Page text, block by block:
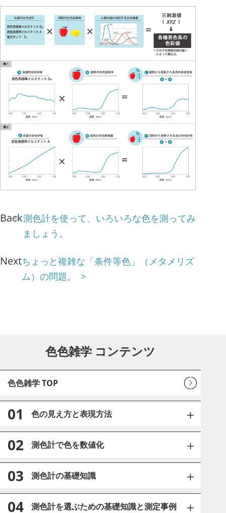
Back測色計を使って、いろいろな色を測ってみ
ましょう。
Nextちょっと複雑な「条件等色」（メタメリズ
ム）の問題。
色色雑学 コンテンツ
色色雑学 TOP
01 色の見え方と表現方法
02 測色計で色を数値化
03 測色計の基礎知識
04 測色計を選ぶための基礎知識と測定事例